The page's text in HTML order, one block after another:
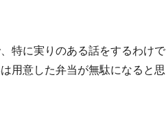
特に実りのある話をするわけで
用意した弁当が無駄になると思